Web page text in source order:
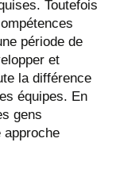
Toutefois
période de
et
la différence
équipes. En
gens
approche